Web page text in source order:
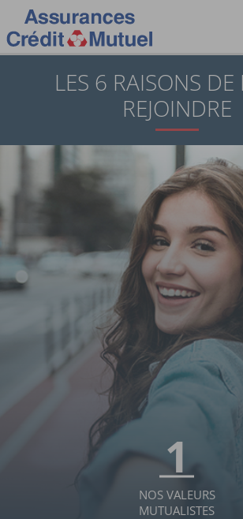
Vous êtes ici:
Nous rejoindre
Les raisons de nous rejoindre
LES 6 RAISONS
REJOINDRE
1
NOS VALEURS
MUTUALISTES